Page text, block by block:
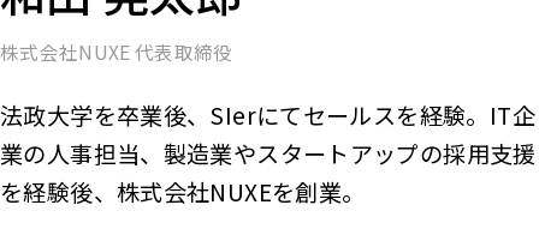
株式会社NUXE 代表取締役
法政大学を卒業後、SIerにてセールスを経験。IT企
業の人事担当、製造業やスタートアップの採用支援
を経験後、株式会社NUXEを創業。